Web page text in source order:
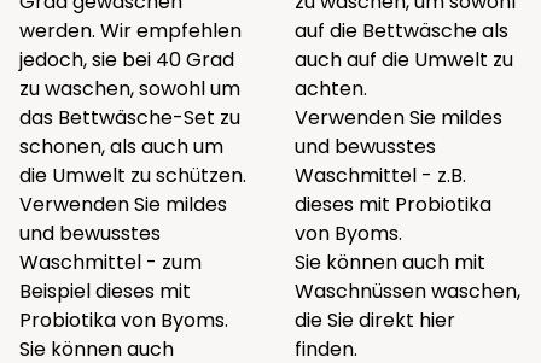
werden. Wir empfehlen
jedoch, sie bei 40 Grad
zu waschen, sowohl um
das Bettwäsche-Set zu
schonen, als auch um
die Umwelt zu schützen.
Verwenden Sie mildes
und bewusstes
Waschmittel - zum
Beispieldieses mit
Probiotika von Byoms.
Sie können auch
auf die Bettwäsche als
auch auf die Umwelt zu
achten.
Verwenden Sie mildes
und bewusstes
Waschmittel - z.B.
dieses mit Probiotika
von Byoms.
Sie können auch mit
Waschnüssen waschen,
die Sie direkt hier
finden.